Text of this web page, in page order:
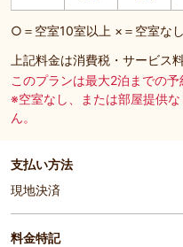
○＝空室10室以上 ×＝空室な
上記料金は消費税・サービス
このプランは最大2泊までの予
※空室なし、または部屋提供
ん。
支払い方法
現地決済
料金特記